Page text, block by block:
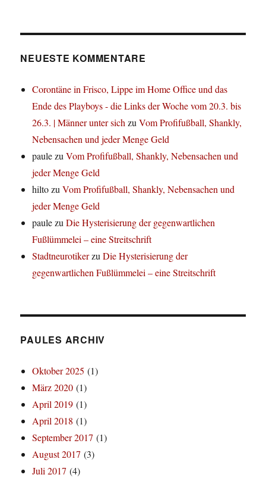
NEUESTE KOMMENTARE
Corontäne in Frisco, Lippe im Home Office und das
Ende des Playboys - die Links der Woche vom 20.3. bis
26.3. | Männer unter sichzuVom Profifußball, Shankly,
Nebensachen und jeder Menge Geld
paulezuVom Profifußball, Shankly, Nebensachen und
jeder Menge Geld
hiltozuVom Profifußball, Shankly, Nebensachen und
jeder Menge Geld
paulezuDie Hysterisierung der gegenwartlichen
Fußlümmelei – eine Streitschrift
StadtneurotikerzuDie Hysterisierung der
gegenwartlichen Fußlümmelei – eine Streitschrift
PAULES ARCHIV
Oktober 2025 (1)
März 2020 (1)
April 2019 (1)
April 2018 (1)
September 2017 (1)
August 2017 (3)
Juli 2017 (4)